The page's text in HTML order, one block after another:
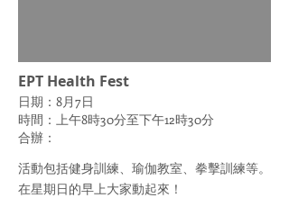
EPT Health Fest
日期：8月7日
時間：上午8時30分至下午12時30分
合辦：
活動包括健身訓練、瑜伽教室、拳擊訓練等。
在星期日的早上大家動起來！